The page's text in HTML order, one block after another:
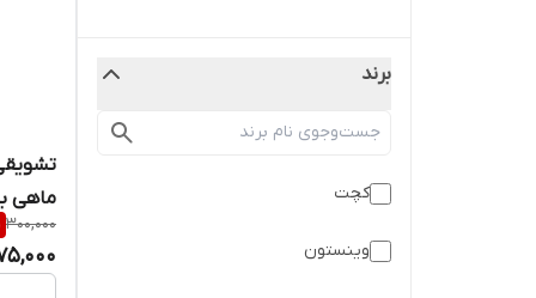
برند
کچت
وینستون
ماهی
300,000